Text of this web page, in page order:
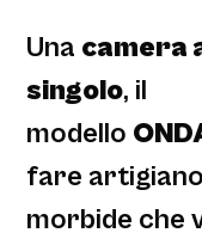
Una camera
singolo, il
modello
fare
morbide che